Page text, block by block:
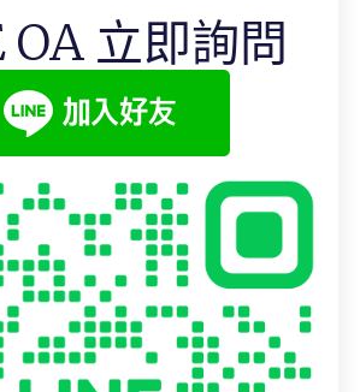
立即詢問